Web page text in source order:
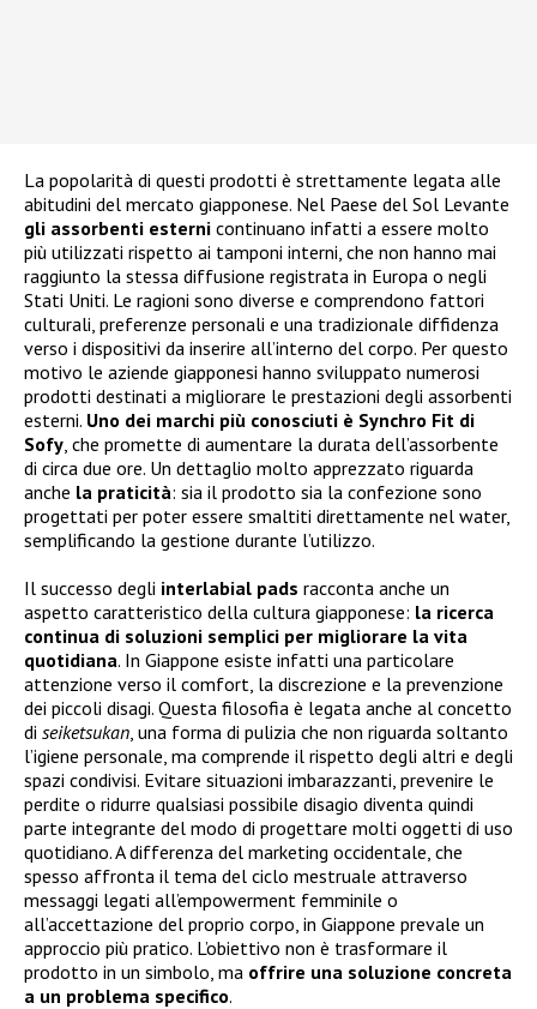
La popolarità di questi prodotti è strettamente legata alle
abitudini del mercato giapponese. Nel Paese del Sol Levante
gli assorbenti esterni continuano infatti a essere molto
più utilizzati rispetto ai tamponi interni, che non hanno mai
raggiunto la stessa diffusione registrata in Europa o negli
Stati Uniti. Le ragioni sono diverse e comprendono fattori
culturali, preferenze personali e una tradizionale diffidenza
verso i dispositivi da inserire all’interno del corpo. Per questo
motivo le aziende giapponesi hanno sviluppato numerosi
prodotti destinati a migliorare le prestazioni degli assorbenti
esterni. Uno dei marchi più conosciuti è Synchro Fit di
Sofy , che promette di aumentare la durata dell’assorbente
di circa due ore. Un dettaglio molto apprezzato riguarda
anche la praticità: sia il prodotto sia la confezione sono
progettati per poter essere smaltiti direttamente nel water,
semplificando la gestione durante l’utilizzo.
Il successo degli interlabial pads racconta anche un
aspetto caratteristico della cultura giapponese: la ricerca
continua di soluzioni semplici per migliorare la vita
quotidiana. In Giappone esiste infatti una particolare
attenzione verso il comfort, la discrezione e la prevenzione
dei piccoli disagi. Questa filosofia è legata anche al concetto
di seiketsukan , una forma di pulizia che non riguarda soltanto
l’igiene personale, ma comprende il rispetto degli altri e degli
spazi condivisi. Evitare situazioni imbarazzanti, prevenire le
perdite o ridurre qualsiasi possibile disagio diventa quindi
parte integrante del modo di progettare molti oggetti di uso
quotidiano. A differenza del marketing occidentale, che
spesso affronta il tema del ciclo mestruale attraverso
messaggi legati all’empowerment femminile o
all’accettazione del proprio corpo, in Giappone prevale un
approccio più pratico. L’obiettivo non è trasformare il
prodotto in un simbolo, ma offrire una soluzione concreta
a un problema specifico.